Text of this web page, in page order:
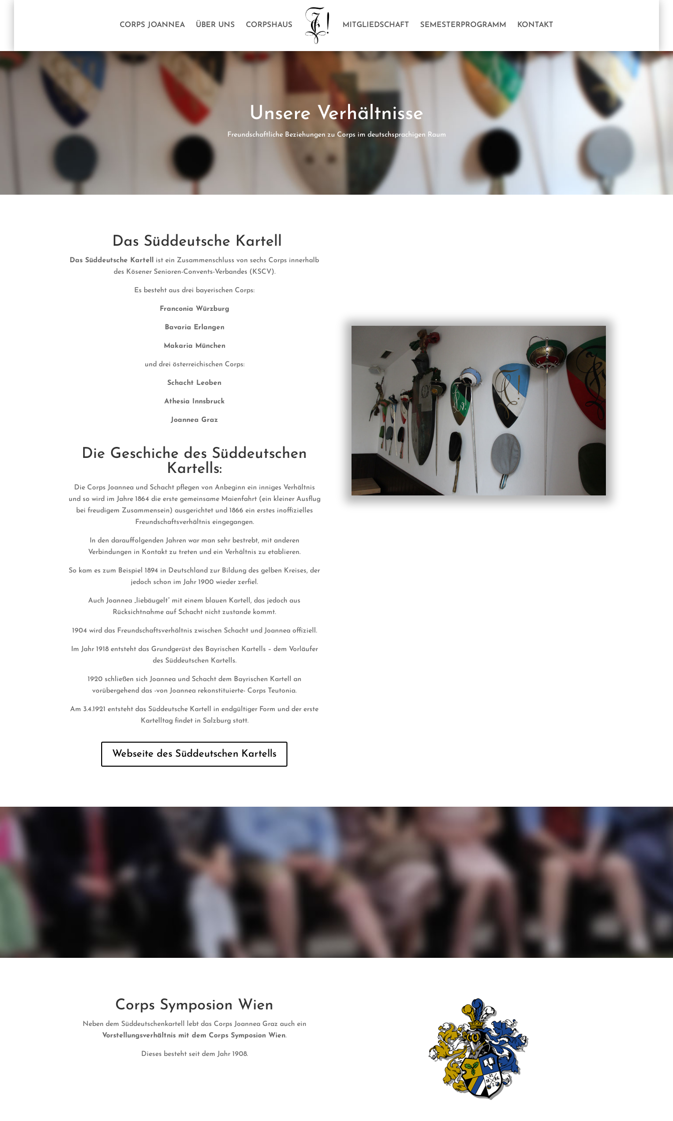
CORPS JOANNEA ÜBER UNS CORPSHAUS MITGLIEDSCHAFT SEMESTERPROGRAMM KONTAKT
Unsere Verhältnisse
Freundschaftliche Beziehungen zu Corps im deutschsprachigen Raum
Das Süddeutsche Kartell
Das Süddeutsche Kartell ist ein Zusammenschluss von sechs Corps innerhalb
des Kösener Senioren-Convents-Verbandes (KSCV).
Es besteht aus drei bayerischen Corps:
Franconia Würzburg
Bavaria Erlangen
Makaria München
und drei österreichischen Corps:
Schacht Leoben
Athesia Innsbruck
Joannea Graz
Die Geschiche des Süddeutschen
Kartells:
Die Corps Joannea und Schacht pflegen von Anbeginn ein inniges Verhältnis
und so wird im Jahre 1864 die erste gemeinsame Maienfahrt (ein kleiner Ausflug
bei freudigem Zusammensein) ausgerichtet und 1866 ein erstes inoffizielles
Freundschaftsverhältnis eingegangen.
In den darauffolgenden Jahren war man sehr bestrebt, mit anderen
Verbindungen in Kontakt zu treten und ein Verhältnis zu etablieren.
So kam es zum Beispiel 1894 in Deutschland zur Bildung des gelben Kreises, der
jedoch schon im Jahr 1900 wieder zerfiel.
Auch Joannea „liebäugelt“ mit einem blauen Kartell, das jedoch aus
Rücksichtnahme auf Schacht nicht zustande kommt.
1904 wird das Freundschaftsverhältnis zwischen Schacht und Joannea offiziell.
Im Jahr 1918 entsteht das Grundgerüst des Bayrischen Kartells – dem Vorläufer
des Süddeutschen Kartells.
1920 schließen sich Joannea und Schacht dem Bayrischen Kartell an
vorübergehend das -von Joannea rekonstituierte- Corps Teutonia.
Am 3.4.1921 entsteht das Süddeutsche Kartell in endgültiger Form und der erste
Kartelltag findet in Salzburg statt.
Webseite des Süddeutschen Kartells
Corps Symposion Wien
Neben dem Süddeutschenkartell lebt das Corps Joannea Graz auch ein
Vorstellungsverhältnis mit dem Corps Symposion Wien.
Dieses besteht seit dem Jahr 1908.